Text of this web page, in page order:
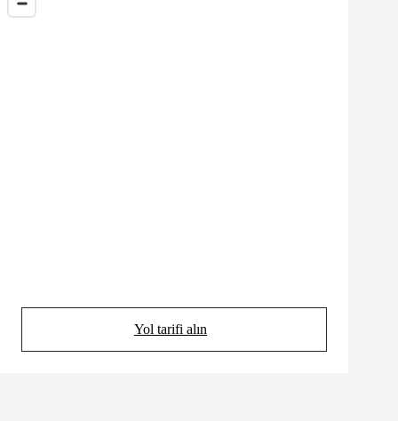
Yol tarifi alın
(Opens in new tab)